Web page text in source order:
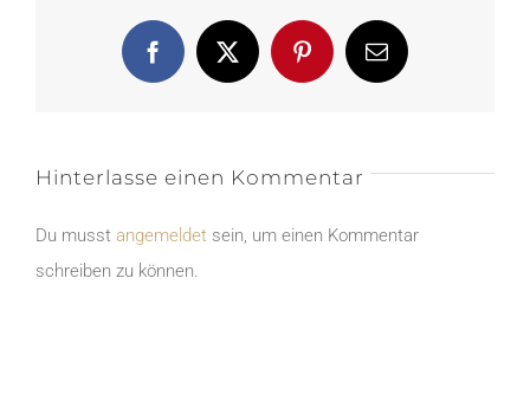
Facebook
X PinterestE-
Mail
Hinterlasse einen Kommentar
Du musst angemeldet sein, um einen Kommentar
schreiben zu können.